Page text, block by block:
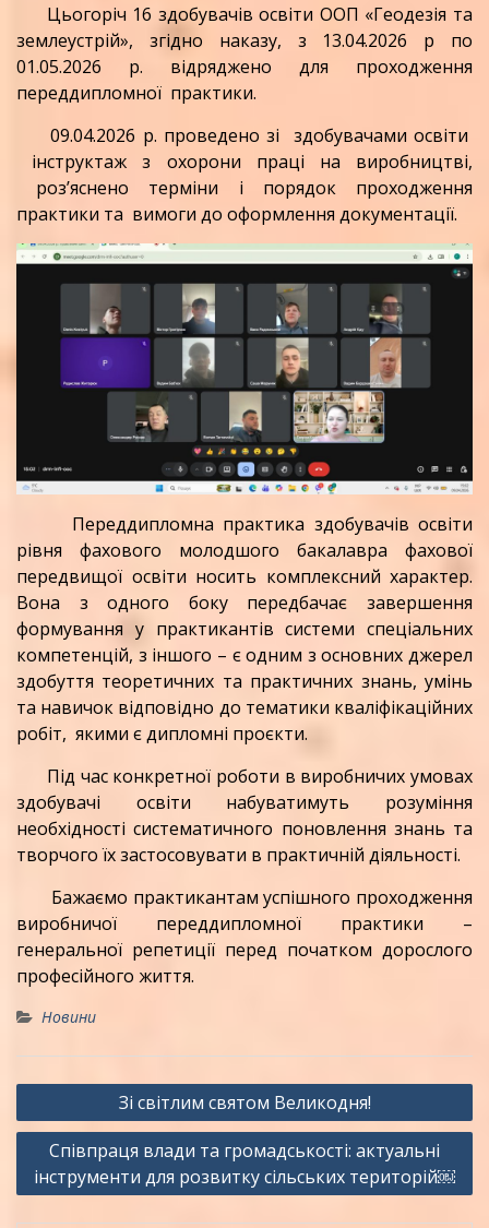
Цьогоріч 16 здобувачів освіти ООП «Геодезія та
землеустрій», згідно наказу, з 13.04.2026 р по
01.05.2026 р. відряджено для проходження
переддипломної практики.
09.04.2026 р. проведено зі здобувачами освіти
інструктаж з охорони праці на виробництві,
роз’яснено терміни і порядок проходження
практики та вимоги до оформлення документації.
Переддипломна практика здобувачів освіти
рівня фахового молодшого бакалавра фахової
передвищої освіти носить комплексний характер.
Вона з одного боку передбачає завершення
формування у практикантів системи спеціальних
компетенцій, з іншого – є одним з основних джерел
здобуття теоретичних та практичних знань, умінь
та навичок відповідно до тематики кваліфікаційних
робіт, якими є дипломні проєкти.
Під час конкретної роботи в виробничих умовах
здобувачі освіти набуватимуть розуміння
необхідності систематичного поновлення знань та
творчого їх застосовувати в практичній діяльності.
Бажаємо практикантам успішного проходження
виробничої переддипломної практики –
генеральної репетиції перед початком дорослого
професійного життя.
Новини
Навігація
записів
Зі світлим святом Великодня!
Співпраця влади та громадськості: актуальні
інструменти для розвитку сільських територій￼